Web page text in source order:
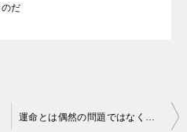
だ
運命とは偶然の問題ではなく、選択の問題である それは、待つものではなく、自分の手で獲得するもので